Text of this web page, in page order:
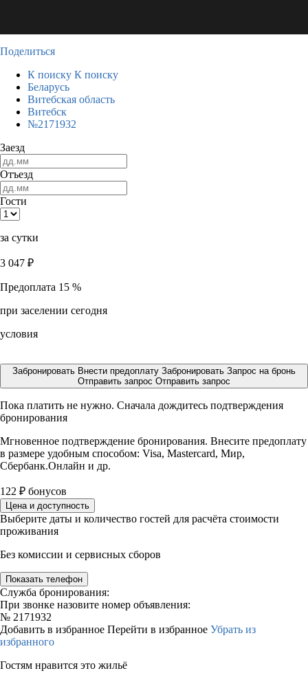
Поделиться
К поиску К поиску
Беларусь
Витебская область
Витебск
№2171932
Заезд
Отъезд
Гости
за сутки
3 047 ₽
Предоплата 15 %
при заселении сегодня
условия
Забронировать Внести предоплату Забронировать Запрос на бронь
Отправить запрос Отправить запрос
Пока платить не нужно. Сначала дождитесь подтверждения
бронирования
Мгновенное подтверждение бронирования. Внесите предоплату
в размере удобным способом: Visa, Mastercard, Мир,
Сбербанк.Онлайн и др.
122 ₽ бонусов
Цена и доступность
Выберите даты и количество гостей для расчёта стоимости
проживания
Без комиссии и сервисных сборов
Показать телефон
Служба бронирования:
При звонке назовите номер объявления:
№ 2171932
Добавить в избранное Перейти в избранное Убрать из
избранного
Гостям нравится это жильё